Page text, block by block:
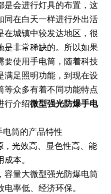
会进行灯具的布置，这
同在白天一样进行外出活
在城镇中较发达地区，很
是非常稀缺的。所以如果
要使用手电筒，随着科技
满足照明功能，到现在设
等众多有着不同功能特点
行介绍微型强光防爆手电
光效高、显色性高、能
本。
量大微型强光防爆电筒
率低、经济环保。